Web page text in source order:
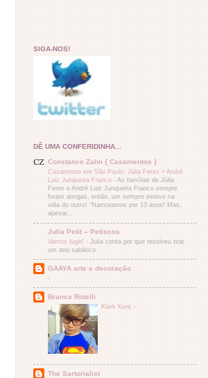
SIGA-NOS!
DÊ UMA CONFERIDINHA...
Constance Zahn { Casamentos }
Casamento em São Paulo: Júlia Feres + André
Luiz Junqueira Franco -As famílias de Júlia
Feres e André Luiz Junqueira Franco sempre
foram amigas, então, um sempre esteve na
vida do outro! “Namoramos por 10 anos! Mas,
apesar...
Julia Petit – Petiscos
Vamos fugir! - Julia conta por que resolveu tirar
um ano sabático.
GAAYA arte e decoração
-
Branca Rotelli
Klark Kent -
The Sartorialist